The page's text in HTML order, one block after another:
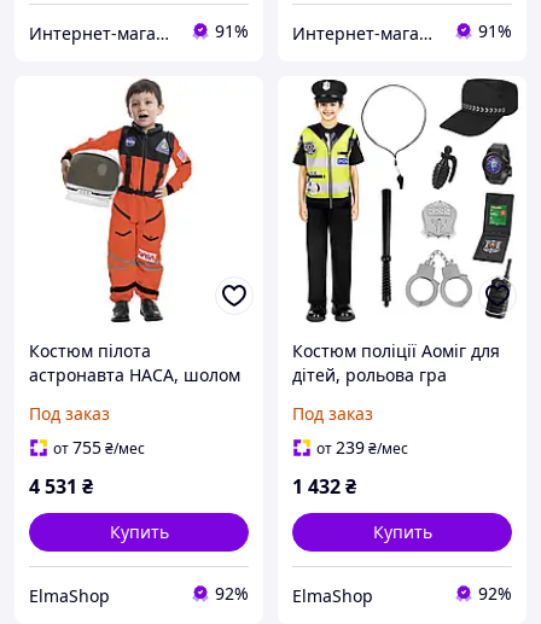
Интернет-магазин "ЕXCLUSIVE" 91% Интернет-магазин "ЕXCLUSIVE" 91%
Костюм пілота
астронавта НАСА, шолом
для хлопчиків і дівчаток,
космічний костюм для
Под заказ
от755₴/мес
4 531 ₴
Купить
ElmaShop 92%
Костюм поліції Аоміг для
дітей, рольова гра
11 шт. Поліцейські
костюми аксесуари,
Под заказ
от239₴/мес
1 432₴
Купить
ElmaShop 92%